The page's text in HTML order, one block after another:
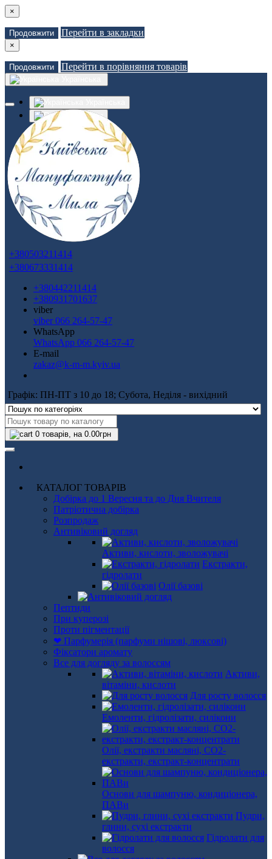
×
Продовжити Перейти в закладки
×
Продовжити Перейти в порівняння товарів
Russian
Закладки (0)
Порівняння товарів (0)
Зв'язатися з нами
Авторизація
Реєстрація
+380503211414
+380673331414
+380442211414
+380931701637
viber
viber 066 264-57-47
WhatsApp
WhatsApp 066 264-57-47
E-mail
zakaz@k-m-m.kyiv.ua
Графік: ПН-ПТ з 10 до 18; Субота, Неділя - вихідний
0 товарів, на 0.00грн
КАТАЛОГ ТОВАРІВ
Добірка до 1 Вересня та до Дня Вчителя
Патріотична добірка
Розпродаж
Антивіковий догляд
Активи, кислоти, зволожувачі
Екстракти,
гідролати
Олії базові
Пептиди
При куперозі
Проти пігментації
❤ Парфумерія (парфуми нішові, люксові)
Фіксатори аромату
Все для догляду за волоссям
Активи,
вітаміни, кислоти
Для росту волосся
Емоленти, гідролізати, силікони
Олії, екстракти масляні, СО2-
екстракти, екстракт-концентрати
Основи для шампуню, кондиціонера,
ПАВи
Пудри,
глини, сухі екстракти
Гідролати для
волосся